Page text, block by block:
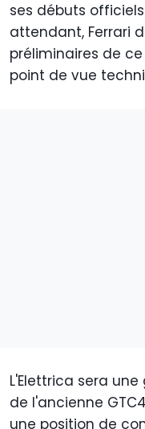
ses débuts
attendant, Ferrari
préliminaires de
point de vue
L'Elettrica sera
de l'ancienne
une position de